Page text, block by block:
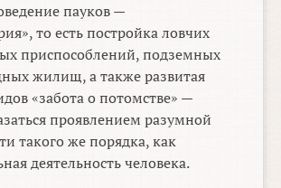
пауков —
то есть постройка ловчих
приспособлений, подземных
жилищ, а также развитая
«забота о потомстве» —
проявлением разумной
такого же порядка, как
деятельность человека.